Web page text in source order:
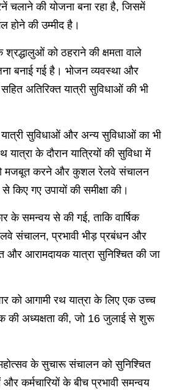
की योजना बना रहा है, जिसमें
होने की उम्मीद है।
को ठहराने की क्षमता वाले
बनाई गई है। भोजन व्यवस्था और
अतिरिक्त यात्री सुविधाओं की भी
सुविधाओं और अन्य सुविधाओं का भी
यात्रा के दौरान यात्रियों की सुविधा में
को मजबूत करने और कुशल रेलवे संचालन
किए गए उपायों की समीक्षा की।
के समन्वय से की गई, ताकि वार्षिक
संचालन, प्रभावी भीड़ प्रबंधन और
और आरामदायक यात्रा सुनिश्चित की जा
को आगामी रथ यात्रा के लिए एक उच्च
की अध्यक्षता की, जो 16 जुलाई से शुरू
के सुचारू संचालन को सुनिश्चित
कर्मचारियों के बीच प्रभावी समन्वय